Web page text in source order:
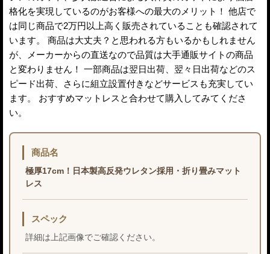
格化を実現しているのがお客様への最大のメリット！ 他店で
は同じ商品で2万円以上高く販売されていることも確認されて
います。 商品は大丈夫？と思われる方もいるかもしれません
が、メーカーからの直送なので品質は大手通販サイトの商品
と変わりません！ 一部商品は翌日出荷、翌々日出荷などのス
ピード出荷、さらに組立設置付きなどサービスも充実してい
ます。 おすすめマットレスと合わせて購入してみてくださ
い。
商品名
極厚17cm！日本製高反発ウレタン採用・折り畳みマット
レス
スペック
詳細は上記画像でご確認ください。